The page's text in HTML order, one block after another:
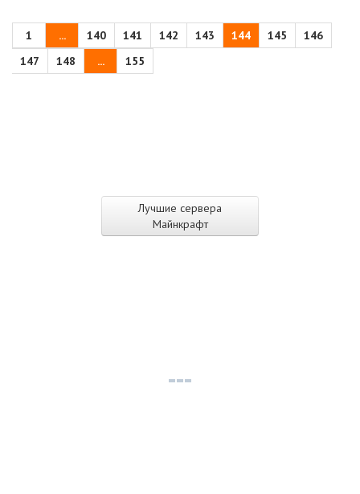
Лучшие сервера
Майнкрафт
1 ... 140 141 142 143 144 145
146
147
148 ... 155